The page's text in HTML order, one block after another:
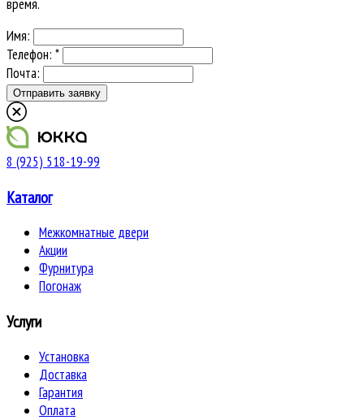
время.
Имя:
Телефон: *
Почта:
8 (925) 518-19-99
Каталог
Межкомнатные двери
Акции
Фурнитура
Погонаж
Услуги
Установка
Доставка
Гарантия
Оплата